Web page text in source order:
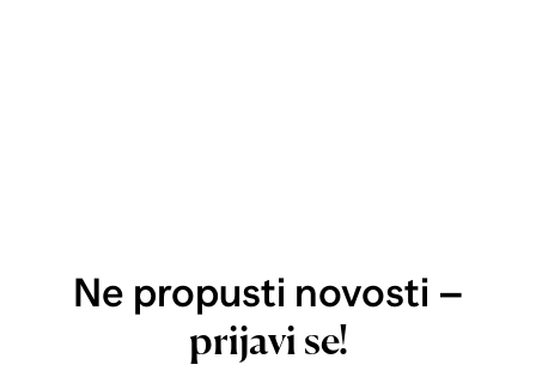
Ne propusti novosti –
prijavi se!